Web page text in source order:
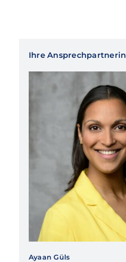
Ihre Ansprechpartnerin
Ayaan Güls